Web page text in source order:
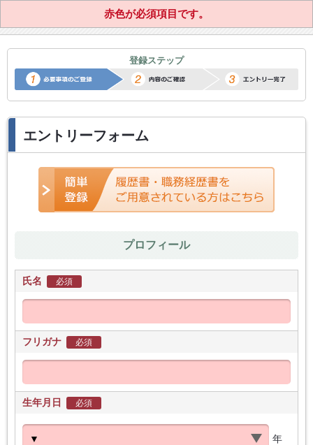
正社員転職サポートエントリー
登録ステップ
エントリーフォーム
プロフィール
氏名 必須
フリガナ 必須
生年月日 必須
年
赤色が必須項目です。